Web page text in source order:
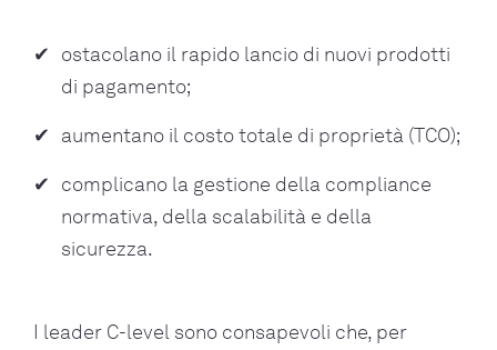
ostacolano il rapido lancio di nuovi prodotti
di pagamento;
aumentano il costo totale di proprietà (TCO);
complicano la gestione della compliance
normativa, della scalabilità e della
sicurezza.
I leader C-level sono consapevoli che, per